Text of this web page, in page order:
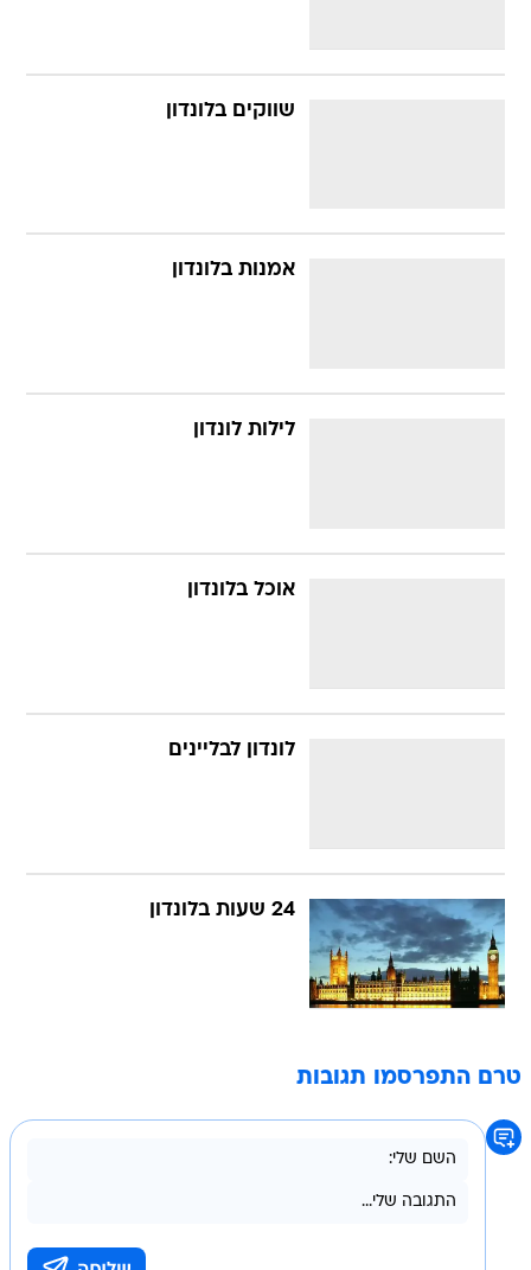
שווקים בלונדון
אמנות בלונדון
לילות לונדון
אוכל בלונדון
לונדון לבליינים
24 שעות בלונדון
טרם התפרסמו תגובות